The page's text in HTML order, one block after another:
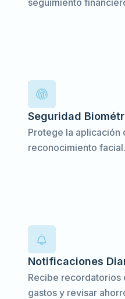
seguimiento
Seguridad
Protege la aplicación
reconocimiento facial.
Notificaciones
Recibe recordatorios
gastos y revisar